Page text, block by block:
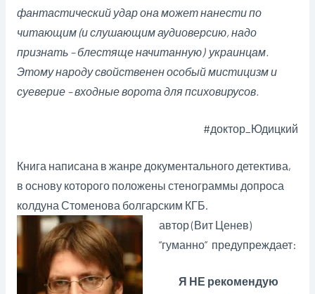
фантастический удар она может нанести по
читающим (и слушающим аудиоверсию, надо
признать – блестяще начитанную) украинцам.
Этому народу свойственен особый мистицизм и
суеверие – входные ворота для психовирусов.
#доктор_Юдицкий
Книга написана в жанре документального детектива,
в основу которого положены стенограммы допроса
колдуна Стоменова болгарским КГБ.
автор (Вит Ценев)
“гуманно” предупреждает:
Я НЕ рекомендую